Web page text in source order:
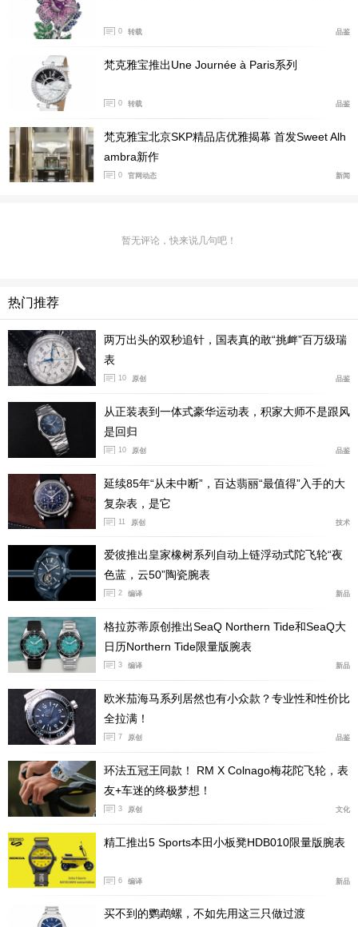
0 转载 品鉴
梵克雅宝推出Une Journée à Paris系列
0 转载 品鉴
梵克雅宝北京SKP精品店优雅揭幕 首发Sweet Alh
ambra新作
0 官网动态 新闻
暂无评论，快来说几句吧！
热门推荐
两万出头的双秒追针，国表真的敢“挑衅”百万级瑞
表
10 原创 品鉴
从正装表到一体式豪华运动表，积家大师不是跟风
是回归
10 原创 品鉴
延续85年“从未中断”，百达翡丽“最值得”入手的大
复杂表，是它
11 原创 技术
爱彼推出皇家橡树系列自动上链浮动式陀飞轮“夜
色蓝，云50”陶瓷腕表
2 编译 新品
格拉苏蒂原创推出SeaQ Northern Tide和SeaQ大
日历Northern Tide限量版腕表
3 编译 新品
欧米茄海马系列居然也有小众款？专业性和性价比
全拉满！
7 原创 品鉴
环法五冠王同款！ RM X Colnago梅花陀飞轮，表
友+车迷的终极梦想！
3 原创 文化
精工推出5 Sports本田小板凳HDB010限量版腕表
6 编译 新品
买不到的鹦鹉螺，不如先用这三只做过渡